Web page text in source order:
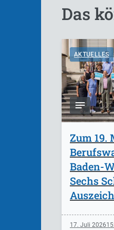
Das
AKTUELLES
Zum 19.
Baden-
Sechs
17. Juli 2026